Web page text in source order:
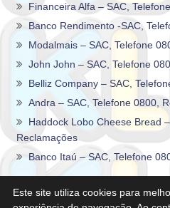
Financeira Alfa – SAC,
Banco Rendimento -SAC,
Modalmais – SAC, Telefone
John John – SAC, Telefone
Belliz Company – SAC,
Andra – SAC, Telefone 0800,
Haddock Lobo Cheese Bread
Reclamações
Banco Itaú – SAC, Telefone
Este site utiliza cookies para